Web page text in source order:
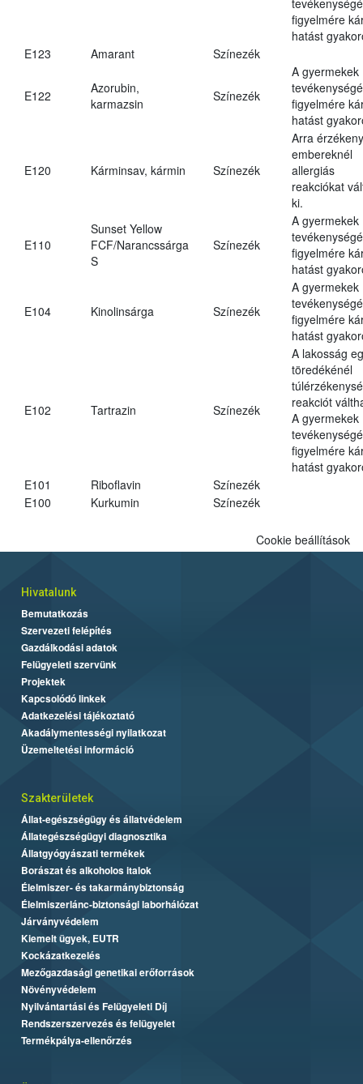
figyelmére
hatást
E123
Amarant Színezék
E122
Azorubin,
karmazsin
Színezék
A gyermekek
figyelmére
hatást
E120 Kárminsav, kármin Színezék
Arra érzékeny
embereknél
allergiás
reakciókat
ki.
E110
Sunset Yellow
FCF/Narancssárga
S
Színezék
A gyermekek
figyelmére
hatást
E104 Kinolinsárga Színezék
A gyermekek
figyelmére
hatást
E102 Tartrazin Színezék
A lakosság
töredékénél
reakciót
A gyermekek
figyelmére
hatást
E101
Riboflavin
Színezék
E100
Kurkumin Színezék
Cookie beállítások
Hivatalunk
Bemutatkozás
Szervezeti felépítés
Gazdálkodási adatok
Felügyeleti szervünk
Projektek
Kapcsolódó linkek
Adatkezelési tájékoztató
Akadálymentességi nyilatkozat
Üzemeltetési információ
Szakterületek
Állat-egészségügy és állatvédelem
Állategészségügyi diagnosztika
Állatgyógyászati termékek
Borászat és alkoholos italok
Élelmiszer- és takarmánybiztonság
Élelmiszerlánc-biztonsági laborhálózat
Járványvédelem
Kiemelt ügyek, EUTR
Kockázatkezelés
Mezőgazdasági genetikai erőforrások
Növényvédelem
Nyilvántartási és Felügyeleti Díj
Rendszerszervezés és felügyelet
Termékpálya-ellenőrzés